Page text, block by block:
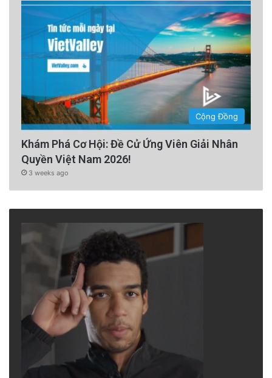
Cộng Đồng
Khám Phá Cơ Hội: Đề Cử Ứng Viên Giải Nhân
Quyền Việt Nam 2026!
3 weeks ago